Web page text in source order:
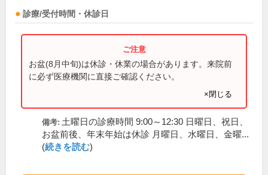
診療/受付時間・休診日
お盆(8月中旬)は休診・休業の場合があります。来院前
に必ず医療機関に直接ご確認ください。
×閉じる
備考: 土曜日の診療時間 9:00～12:30 日曜日、祝日、
お盆前後、年末年始は休診 月曜日、水曜日、金曜...
(続きを読む)